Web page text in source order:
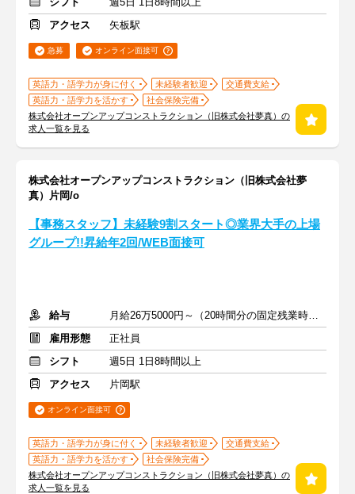
アクセス
矢板駅
急募 オンライン面接可
英語力・語学力が身に付く 未経験者歓迎
交通費支給
英語力・語学力を活かす
社会保険完備
株式会社オープンアップコンストラクション（旧株式会社夢真）の
求人一覧を見る
株式会社オープンアップコンストラクション（旧株式会社夢
真）片岡/o
【事務スタッフ】未経験9割スタート◎業界大手の上場
グループ!!昇給年2回/WEB面接可
給与
月給26万5000円～（20時間分の固定残業時間代を含む）
雇用形態
正社員
シフト
週5日 1日8時間以上
アクセス
片岡駅
オンライン面接可
英語力・語学力が身に付く 未経験者歓迎
交通費支給
英語力・語学力を活かす
社会保険完備
株式会社オープンアップコンストラクション（旧株式会社夢真）の
求人一覧を見る